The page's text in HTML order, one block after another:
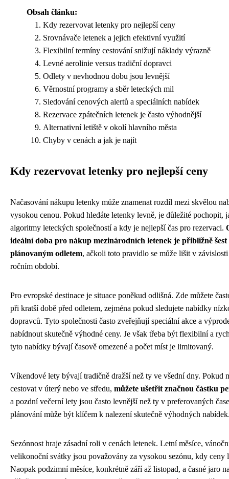
Obsah článku:
Kdy rezervovat letenky pro nejlepší ceny
Srovnávače letenek a jejich efektivní využití
Flexibilní termíny cestování snižují náklady výrazně
Levné aerolinie versus tradiční dopravci
Odlety v nevhodnou dobu jsou levnější
Věrnostní programy a sběr leteckých mil
Sledování cenových alertů a speciálních nabídek
Rezervace zpátečních letenek je často výhodnější
Alternativní letiště v okolí hlavního města
Chyby v cenách a jak je najít
Kdy rezervovat letenky pro nejlepší ceny
Načasování nákupu letenky může znamenat rozdíl mezi skvělou
vysokou cenou. Pokud hledáte letenky levně, je důležité pochopit,
algoritmy leteckých společností a kdy je nejlepší čas pro rezervaci.
ideální doba pro nákup mezinárodních letenek je přibližně
plánovaným odletem, ačkoli toto pravidlo se může lišit v závislosti
ročním období.
Pro evropské destinace je situace poněkud odlišná. Zde můžete
při kratší době před odletem, zejména pokud sledujete nabídky
dopravců. Tyto společnosti často zveřejňují speciální akce a
nabídnout skutečně výhodné ceny. Je však třeba být flexibilní a
tyto nabídky bývají časově omezené a počet míst je limitovaný.
Víkendové lety bývají tradičně dražší než ty ve všední dny. Pokud
cestovat v úterý nebo ve středu, můžete ušetřit značnou částku
a pozdní večerní lety jsou často levnější než ty v preferovaných
plánování může být klíčem k nalezení skutečně výhodných
Sezónnost hraje zásadní roli v cenách letenek. Letní měsíce,
velikonoční svátky jsou považovány za vysokou sezónu, kdy ceny
Naopak podzimní měsíce, konkrétně září až listopad, a časné jaro